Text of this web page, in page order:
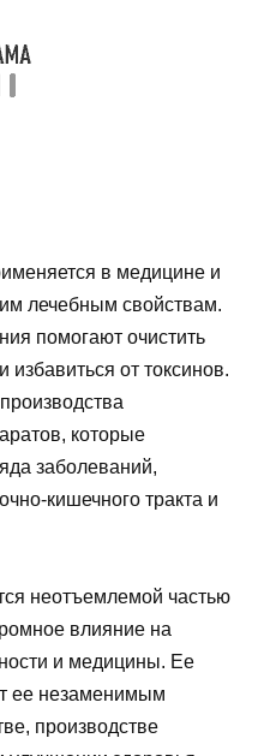
в медицине и
лечебным свойствам.
помогают очистить
избавиться от токсинов.
которые
заболеваний,
кишечного тракта и
неотъемлемой частью
влияние на
и медицины. Ее
ее незаменимым
производстве